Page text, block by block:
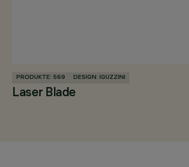
PRODUKTE: 569 DESIGN: IGUZZINI
Laser Blade